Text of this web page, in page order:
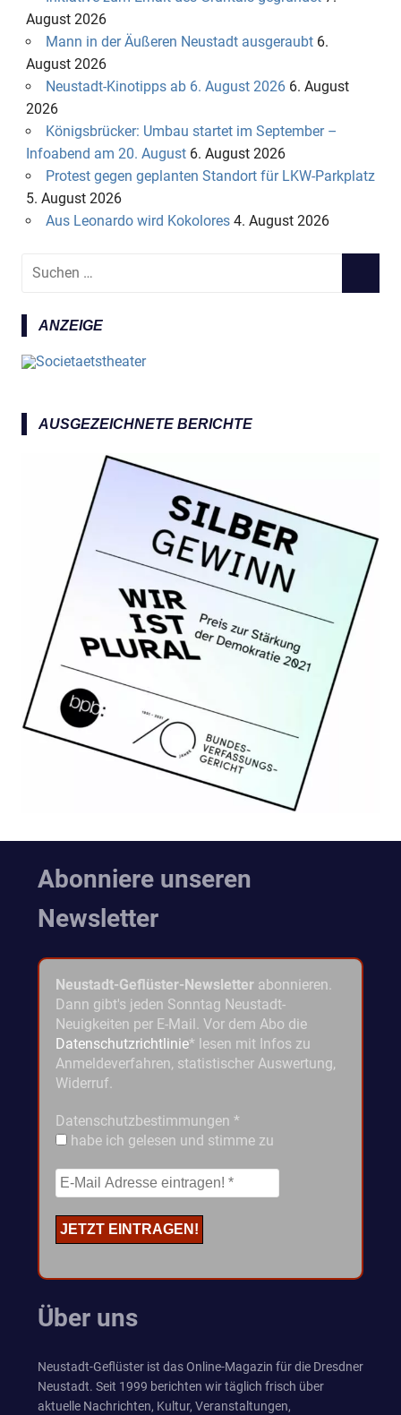
August 2026
Mann in der Äußeren Neustadt ausgeraubt 6.
August 2026
Neustadt-Kinotipps ab 6. August 2026 6. August
2026
Königsbrücker: Umbau startet im September –
Infoabend am 20. August 6. August 2026
Protest gegen geplanten Standort für LKW-Parkplatz
5. August 2026
Aus Leonardo wird Kokolores 4. August 2026
e
ANZEIGE
AUSGEZEICHNETE BERICHTE
Abonniere unseren
Newsletter
Neustadt-Geflüster-Newsletter abonnieren.
Dann gibt's jeden Sonntag Neustadt-
Neuigkeiten per E-Mail. Vor dem Abo die
Datenschutzrichtlinie* lesen mit Infos zu
Anmeldeverfahren, statistischer Auswertung,
Widerruf.
Datenschutzbestimmungen *
habe ich gelesen und stimme zu
Über uns
Neustadt-Geflüster ist das Online-Magazin für die Dresdner
Neustadt. Seit 1999 berichten wir täglich frisch über
aktuelle Nachrichten, Kultur, Veranstaltungen,